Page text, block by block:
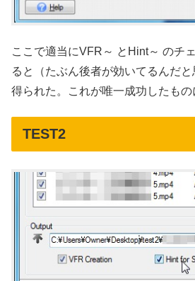
ここで適当にVFR～ とHint～ のチ
ると（たぶん後者が効いてるんだ
得られた。これが唯一成功したもの
TEST2